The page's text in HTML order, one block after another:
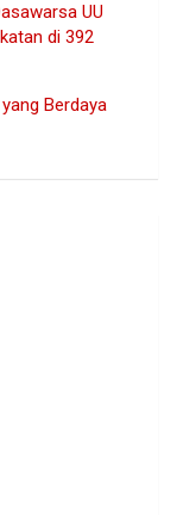
UU
di 392
Berdaya